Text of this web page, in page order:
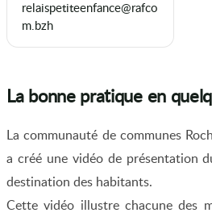
relaispetiteenfance@rafco
m.bzh
La bonne pratique en
La communauté de communes
a créé une vidéo de présentation
destination des habitants.
Cette vidéo illustre chacune des